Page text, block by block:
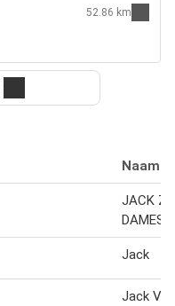
52.86 km
Naam
JACK
DAMES
Jack
Jack